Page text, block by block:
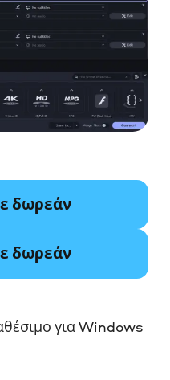
δωρεάν
δωρεάν
για Windows